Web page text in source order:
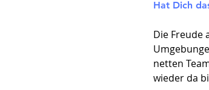
Hat Dich
Die Freude
netten
wieder da